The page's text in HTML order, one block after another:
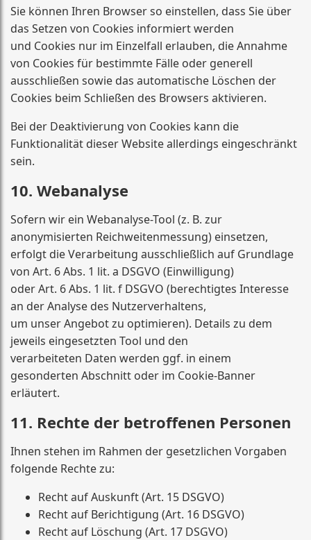
Sie können Ihren Browser so einstellen, dass Sie über
das Setzen von Cookies informiert werden
und Cookies nur im Einzelfall erlauben, die Annahme
von Cookies für bestimmte Fälle oder generell
ausschließen sowie das automatische Löschen der
Cookies beim Schließen des Browsers aktivieren.
Bei der Deaktivierung von Cookies kann die
Funktionalität dieser Website allerdings eingeschränkt
sein.
10. Webanalyse
Sofern wir ein Webanalyse-Tool (z. B. zur
anonymisierten Reichweitenmessung) einsetzen,
erfolgt die Verarbeitung ausschließlich auf Grundlage
von Art. 6 Abs. 1 lit. a DSGVO (Einwilligung)
oder Art. 6 Abs. 1 lit. f DSGVO (berechtigtes Interesse
an der Analyse des Nutzerverhaltens,
um unser Angebot zu optimieren). Details zu dem
jeweils eingesetzten Tool und den
verarbeiteten Daten werden ggf. in einem
gesonderten Abschnitt oder im Cookie-Banner
erläutert.
11. Rechte der betroffenen Personen
Ihnen stehen im Rahmen der gesetzlichen Vorgaben
folgende Rechte zu:
Recht auf Auskunft (Art. 15 DSGVO)
Recht auf Berichtigung (Art. 16 DSGVO)
Recht auf Löschung (Art. 17 DSGVO)